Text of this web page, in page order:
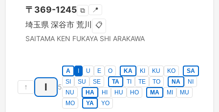
〒 369-1245 ⧉ 📍
埼玉県 深谷市 荒川 📋
SAITAMA KEN FUKAYA SHI ARAKAWA
↑ I 5
A U E O KA KI KU KO
SA
SI
SU SE TA TI TE TO NA
NI
NU
HA HI HU HO MA MI
MU
MO
YA YO